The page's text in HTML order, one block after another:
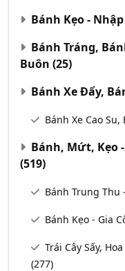
Bánh Kẹo -
Bánh Tráng,
Buôn (25)
Bánh Xe Đẩy,
Bánh Xe Cao
Bánh, Mứt, Kẹo
(519)
Bánh Trung Thu
Bánh Kẹo - Gia
Trái Cây Sấy,
(277)